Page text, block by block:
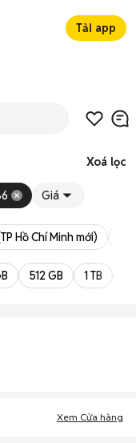
Tải app
Xoá lọc
Giá
Hồ Chí Minh mới)
512 GB 1 TB
Xem Cửa hàng